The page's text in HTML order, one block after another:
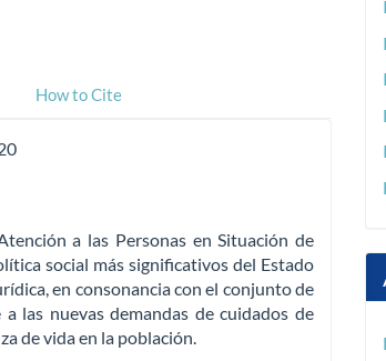
How to Cite
a las Personas en Situación de
social más significativos del Estado
en consonancia con el conjunto de
las nuevas demandas de cuidados de
de vida en la población.